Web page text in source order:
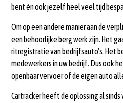
bent én ook jezelf heel veel tijd
Om op een andere manier aan de
een behoorlijke berg werk zijn. Het
ritregistratie van bedrijfsauto's. Het
medewerkers in uw bedrijf. Dus ook
openbaar vervoer of de eigen auto
Cartracker heeft de oplossing al